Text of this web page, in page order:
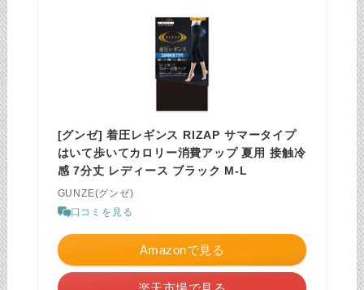
[グンゼ] 着圧レギンス RIZAP サマータイプ
はいて歩いてカロリー消費アップ 夏用 接触冷
感 7分丈 レディース ブラック M-L
GUNZE(グンゼ)
口コミを見る
Amazonで見る